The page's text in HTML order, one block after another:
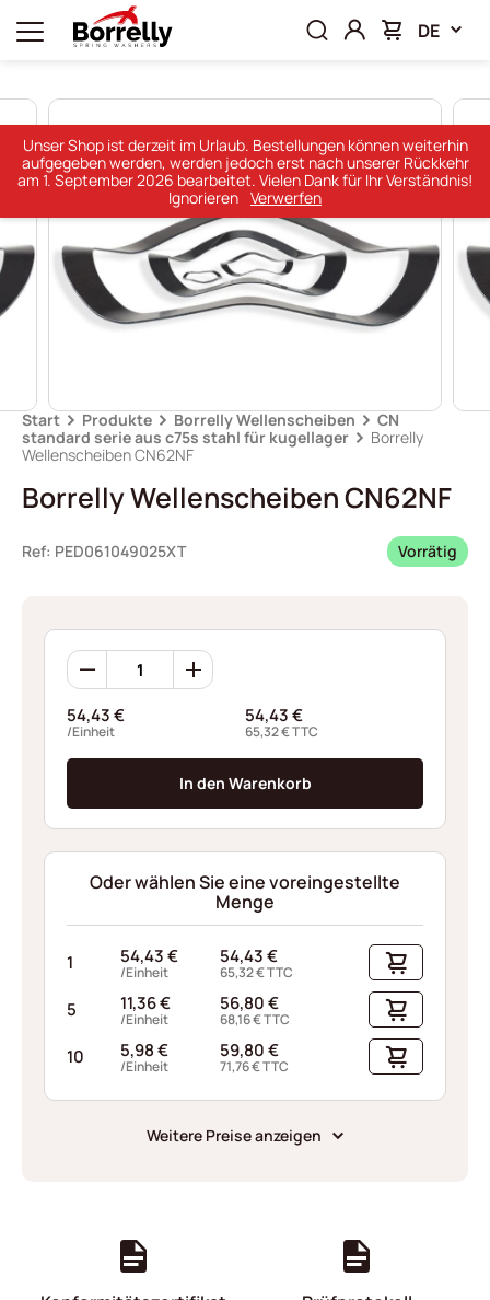
DE
Start Produkte Borrelly Wellenscheiben
CN
standard serie aus c75s stahl für kugellager
Borrelly
Wellenscheiben CN62NF
Borrelly Wellenscheiben CN62NF
Ref: PED061049025XT Vorrätig
Borrelly
Wellenscheiben
Menge
54,43€
/Einheit
54,43€
65,32€TTC
In den Warenkorb
Oder wählen Sie eine voreingestellte
Menge
1 54,43€
/Einheit
54,43€
65,32€TTC
5 11,36€
/Einheit
56,80€
68,16€TTC
10 5,98€
/Einheit
59,80€
71,76€TTC
Weitere Preise anzeigen
Unser Shop ist derzeit im Urlaub. Bestellungen können weiterhin
aufgegeben werden, werden jedoch erst nach unserer Rückkehr
am 1. September 2026 bearbeitet. Vielen Dank für Ihr Verständnis!
Ignorieren Verwerfen